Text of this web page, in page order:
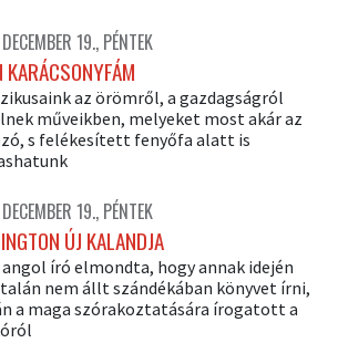
19., PÉNTEK
KARÁCSONYFÁM
az örömről, a gazdagságról
műveikben, melyeket most akár az
s felékesített fenyőfa alatt is
19., PÉNTEK
ÚJ KALANDJA
angol író elmondta, hogy annak idején
nem állt szándékában könyvet írni,
a maga szórakoztatására írogatott a